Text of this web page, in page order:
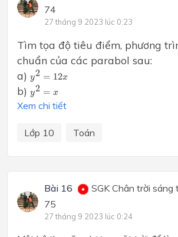
74
27 tháng 9 2023 lúc 0:23
Tìm tọa độ tiêu điểm, phương
chuẩn của các parabol sau:
a) y2 = 12x
2
b) y2 = x
y 2
Xem chi tiết
Lớp 10 Toán
Bài 16
SGK Chân trời sáng
75
27 tháng 9 2023 lúc 0:24